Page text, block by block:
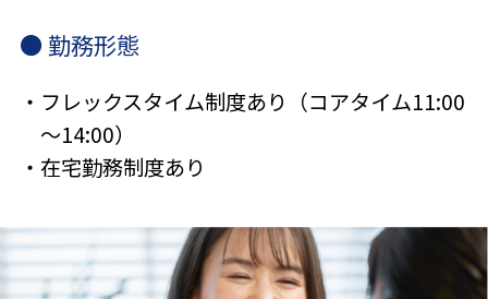
● 勤務形態
・フレックスタイム制度あり（コアタイム11:00
～14:00）
・在宅勤務制度あり